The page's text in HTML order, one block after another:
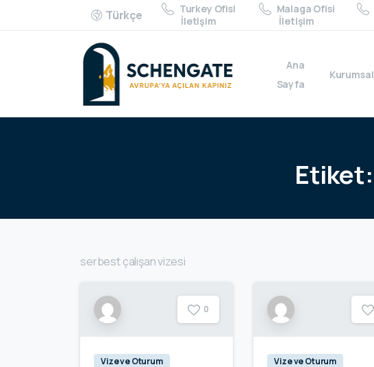
Türkçe
Turkey Ofisi
İletişim
Malaga Ofisi
İletişim
Ana
Sayfa
Kurumsal
Etiket:
serbest çalışan vizesi
0
Vize ve Oturum Vize ve Oturum